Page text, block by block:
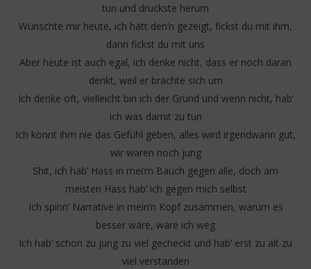
tun und druckste herum
Wünschte mir heute, ich hätt den’n gezeigt, fickst du mit ihm,
dann fickst du mit uns
Aber heute ist auch egal, ich denke nicht, dass er noch daran
denkt, weil er brachte sich um
Ich denke oft, vielleicht bin ich der Grund und wenn nicht, hab’
ich was damit zu tun
Ich konnt ihm nie das Gefühl geben, alles wird irgendwann gut,
wir waren noch jung
Shit, ich hab’ Hass in mei’m Bauch gegen alle, doch am
meisten Hass hab’ ich gegen mich selbst
Ich spinn’ Narrative in mein’n Kopf zusammen, warum es
besser wäre, wäre ich weg
Ich hab’ schon zu jung zu viel gecheckt und hab’ erst zu alt zu
viel verstanden